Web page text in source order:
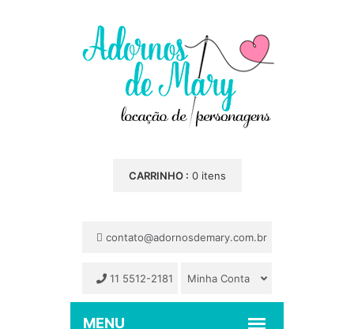
CARRINHO : 0 itens
contato@adornosdemary.com.br
11 5512-2181 Minha Conta